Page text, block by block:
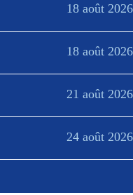
18 août 2026
18 août 2026
21 août 2026
24 août 2026